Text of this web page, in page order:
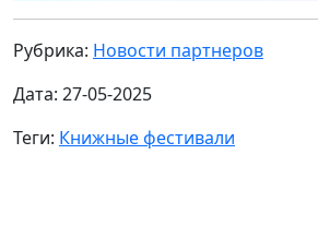
Рубрика: Новости партнеров
Дата: 27-05-2025
Теги: Книжные фестивали